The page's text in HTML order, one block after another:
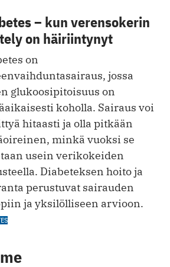
– kun verensokerin
on häiriintynyt
on
jossa
glukoosipitoisuus on
koholla. Sairaus voi
hitaasti ja olla pitkään
minkä vuoksi se
usein verikokeiden
Diabeteksen hoito ja
perustuvat sairauden
ja yksilölliseen arvioon.